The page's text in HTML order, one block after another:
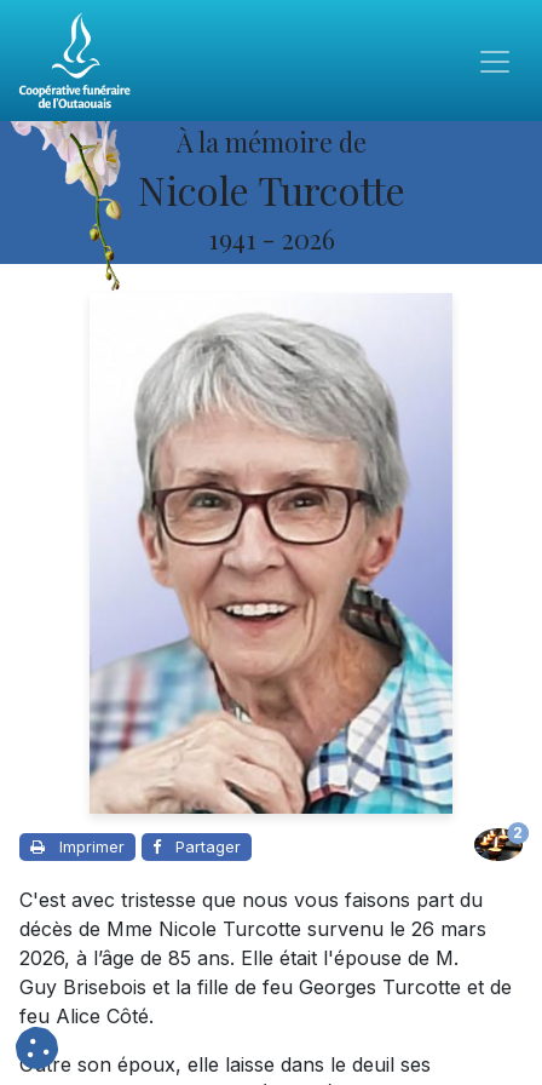
À la mémoire de
Nicole Turcotte
1941 - 2026
Imprimer Partager
2
C'est avec tristesse que nous vous faisons part du
décès de Mme Nicole Turcotte survenu le 26 mars
2026, à l’âge de 85 ans. Elle était l'épouse de M.
Guy Brisebois et la fille de feu Georges Turcotte et de
feu Alice Côté.
Outre son époux, elle laisse dans le deuil ses